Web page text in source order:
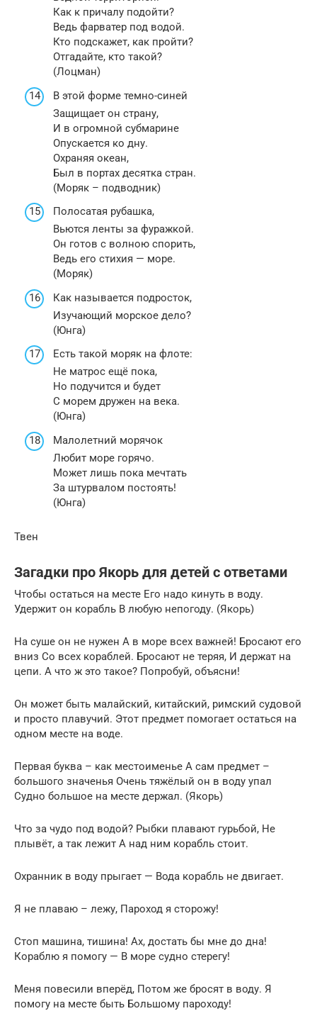
Как к причалу подойти?
Ведь фарватер под водой.
Кто подскажет, как пройти?
Отгадайте, кто такой?
(Лоцман)
В этой форме темно-синей
Защищает он страну,
И в огромной субмарине
Опускается ко дну.
Охраняя океан,
Был в портах десятка стран.
(Моряк – подводник)
Полосатая рубашка,
Вьются ленты за фуражкой.
Он готов с волною спорить,
Ведь его стихия — море.
(Моряк)
Как называется подросток,
Изучающий морское дело?
(Юнга)
Есть такой моряк на флоте:
Не матрос ещё пока,
Но подучится и будет
С морем дружен на века.
(Юнга)
Малолетний морячок
Любит море горячо.
Может лишь пока мечтать
За штурвалом постоять!
(Юнга)
Твен
Загадки про Якорь для детей с ответами
Чтобы остаться на месте Его надо кинуть в воду.
Удержит он корабль В любую непогоду. (Якорь)
На суше он не нужен А в море всех важней! Бросают его
вниз Со всех кораблей. Бросают не теряя, И держат на
цепи. А что ж это такое? Попробуй, объясни!
Он может быть малайский, китайский, римский судовой
и просто плавучий. Этот предмет помогает остаться на
одном месте на воде.
Первая буква – как местоименье А сам предмет –
большого значенья Очень тяжёлый он в воду упал
Судно большое на месте держал. (Якорь)
Что за чудо под водой? Рыбки плавают гурьбой, Не
плывёт, а так лежит А над ним корабль стоит.
Охранник в воду прыгает — Вода корабль не двигает.
Я не плаваю – лежу, Пароход я сторожу!
Стоп машина, тишина! Ах, достать бы мне до дна!
Кораблю я помогу — В море судно стерегу!
Меня повесили вперёд, Потом же бросят в воду. Я
помогу на месте быть Большому пароходу!